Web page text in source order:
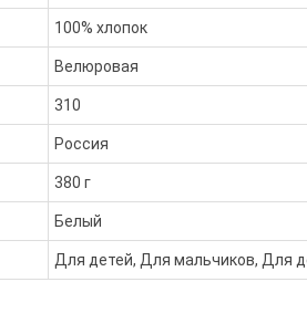
100% хлопок
Велюровая
310
Россия
380 г
Белый
Для детей, Для мальчиков, Для